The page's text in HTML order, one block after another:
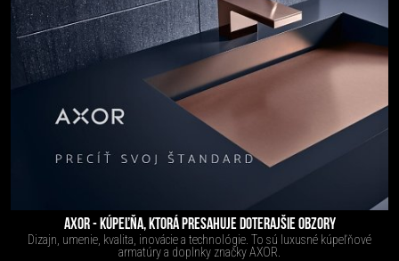
AXOR - KÚPEĽŇA, KTORÁ PRESAHUJE DOTERAJŠIE OBZORY
Dizajn, umenie, kvalita, inovácie a technológie. To sú luxusné kúpeľňové
armatúry a doplnky značky AXOR.